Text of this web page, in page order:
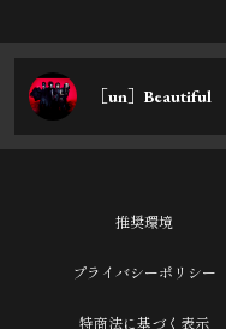
［un］Beautiful
推奨環境
プライバシーポリシー
特商法に基づく表示